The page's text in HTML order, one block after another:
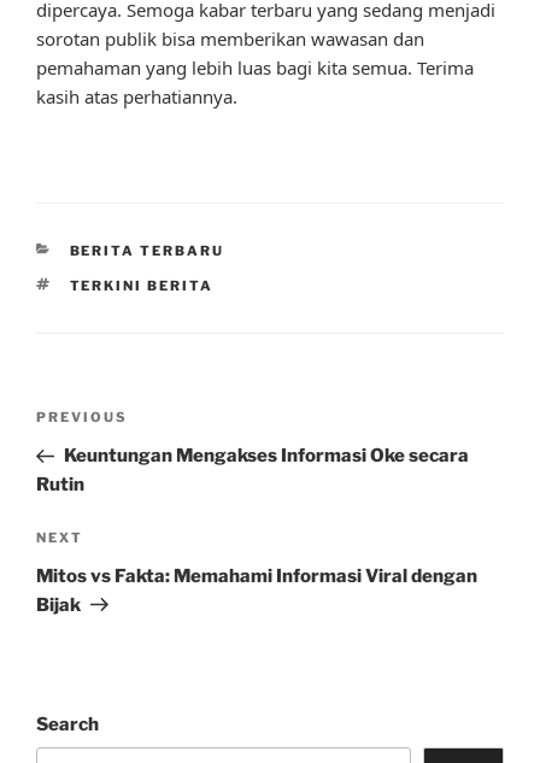
dipercaya. Semoga kabar terbaru yang sedang menjadi
sorotan publik bisa memberikan wawasan dan
pemahaman yang lebih luas bagi kita semua. Terima
kasih atas perhatiannya.
CATEGORIES
BERITA TERBARU
TAGS
TERKINI BERITA
Previous
Post
PREVIOUS
Keuntungan Mengakses Informasi Oke secara
Rutin
Next
Post
NEXT
Mitos vs Fakta: Memahami Informasi Viral dengan
Bijak
Search